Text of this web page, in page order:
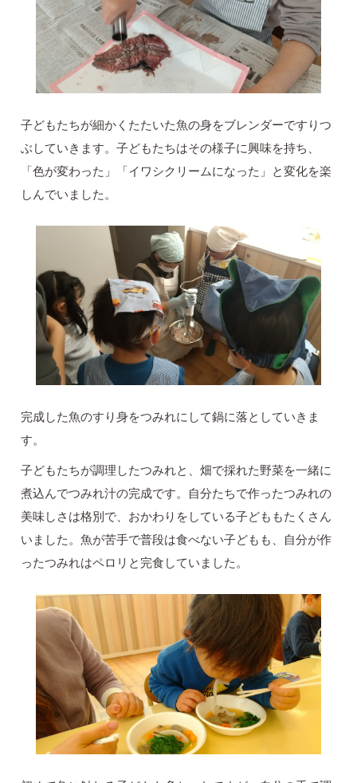
子どもたちが細かくたたいた魚の身をブレンダーですりつ
ぶしていきます。子どもたちはその様子に興味を持ち、
「色が変わった」「イワシクリームになった」と変化を楽
しんでいました。
完成した魚のすり身をつみれにして鍋に落としていきま
す。
子どもたちが調理したつみれと、畑で採れた野菜を一緒に
煮込んでつみれ汁の完成です。自分たちで作ったつみれの
美味しさは格別で、おかわりをしている子どももたくさん
いました。魚が苦手で普段は食べない子どもも、自分が作
ったつみれはペロリと完食していました。